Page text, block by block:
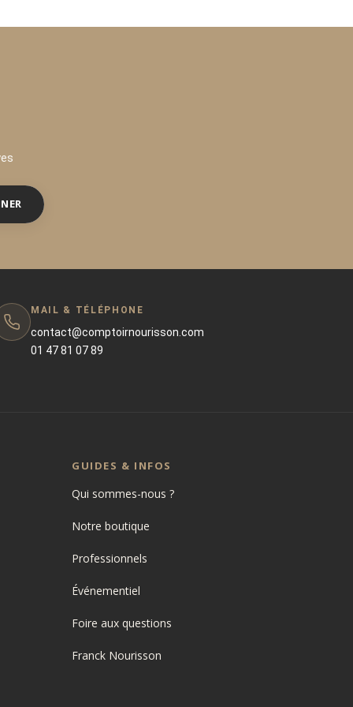
MAIL & TÉLÉPHONE
contact@comptoirnourisson.com
01 47 81 07 89
GUIDES & INFOS
Qui sommes-nous ?
Notre boutique
Professionnels
Événementiel
Foire aux questions
Franck Nourisson